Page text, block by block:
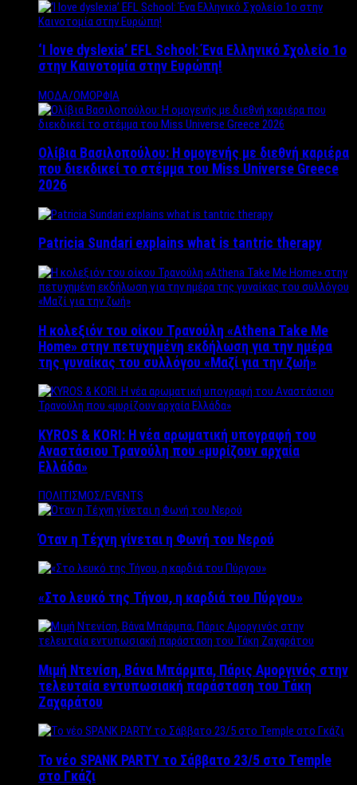
‘Ι love dyslexia’ EFL School: Ένα Ελληνικό Σχολείo 1ο
στην Καινοτομία στην Ευρώπη!
ΜΟΔΑ/ΟΜΟΡΦΙΑ
Ολίβια Βασιλοπούλου: Η ομογενής με διεθνή καριέρα
που διεκδικεί το στέμμα του Miss Universe Greece
2026
Patricia Sundari explains what is tantric therapy
Η κολεξιόν του οίκου Τρανούλη «Athena Take Me
Home» στην πετυχημένη εκδήλωση για την ημέρα
της γυναίκας του συλλόγου «Μαζί για την ζωή»
KYROS & KORI: Η νέα αρωματική υπογραφή του
Αναστάσιου Τρανούλη που «μυρίζουν αρχαία
Ελλάδα»
ΠΟΛΙΤΙΣΜΟΣ/EVENTS
Όταν η Τέχνη γίνεται η Φωνή του Νερού
«Στο λευκό της Τήνου, η καρδιά του Πύργου»
Μιμή Ντενίση, Βάνα Μπάρμπα, Πάρις Αμοργινός στην
τελευταία εντυπωσιακή παράσταση του Τάκη
Ζαχαράτου
Το νέο SPANK PARTY το Σάββατο 23/5 στο Temple
στο Γκάζι